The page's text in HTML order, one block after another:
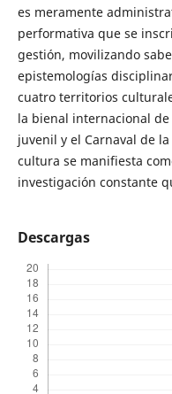
es meramente
performativa que se
gestión, movilizando
epistemologías
cuatro territorios
la bienal internacional
juvenil y el Carnaval de
cultura se manifiesta
investigación constante
Descargas